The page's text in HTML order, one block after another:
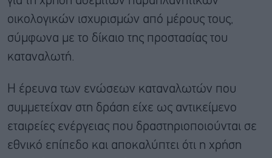
οικολογικών ισχυρισμών από μέρους τους,
σύμφωνα με το δίκαιο της προστασίας του
καταναλωτή.
Η έρευνα των ενώσεων καταναλωτών που
συμμετείχαν στη δράση είχε ως αντικείμενο
εταιρείες ενέργειας που δραστηριοποιούνται σε
εθνικό επίπεδο και αποκαλύπτει ότι η χρήση